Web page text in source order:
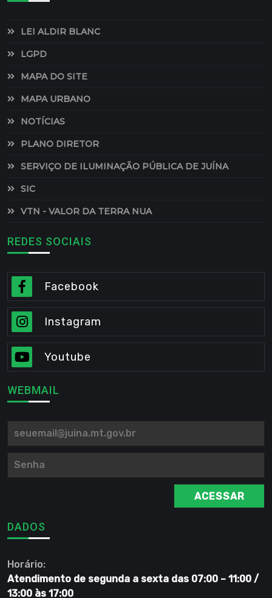
LEI ALDIR BLANC
LGPD
MAPA DO SITE
MAPA URBANO
NOTÍCIAS
PLANO DIRETOR
SERVIÇO DE ILUMINAÇÃO PÚBLICA DE JUÍNA
SIC
VTN - VALOR DA TERRA NUA
REDES SOCIAIS
Facebook
Instagram
Youtube
WEBMAIL
ACESSAR
DADOS
Horário:
Atendimento de segunda a sexta das 07:00 – 11:00 /
13:00 às 17:00